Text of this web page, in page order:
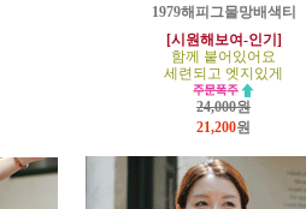
1979해피그물망배색티
[시원해보여-인기]
함께 붙어있어요
세련되고 엣지있게
24,000원
21,200원